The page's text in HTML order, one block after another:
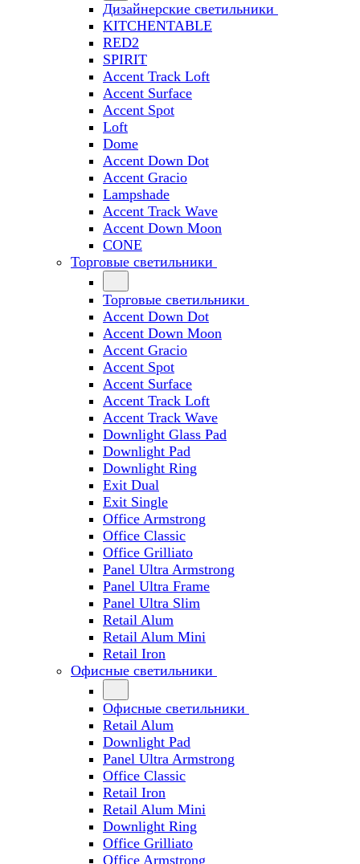
Дизайнерские светильники
KITCHENTABLE
RED2
SPIRIT
Accent Track Loft
Accent Surface
Accent Spot
Loft
Dome
Accent Down Dot
Accent Gracio
Lampshade
Accent Track Wave
Accent Down Moon
CONE
Торговые светильники
Торговые светильники
Accent Down Dot
Accent Down Moon
Accent Gracio
Accent Spot
Accent Surface
Accent Track Loft
Accent Track Wave
Downlight Glass Pad
Downlight Pad
Downlight Ring
Exit Dual
Exit Single
Office Armstrong
Office Classic
Office Grilliato
Panel Ultra Armstrong
Panel Ultra Frame
Panel Ultra Slim
Retail Alum
Retail Alum Mini
Retail Iron
Офисные светильники
Офисные светильники
Retail Alum
Downlight Pad
Panel Ultra Armstrong
Office Classic
Retail Iron
Retail Alum Mini
Downlight Ring
Office Grilliato
Office Armstrong